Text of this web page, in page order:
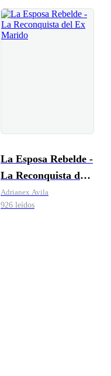
La Esposa Rebelde -
La Reconquista del
Ex Marido
Adrianex Avila
926 leídos